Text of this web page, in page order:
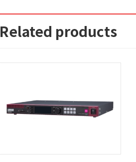
Related products